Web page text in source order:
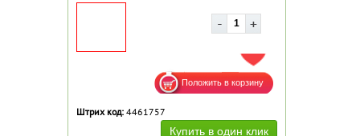
ДОБАВИТЬ В ИЗБРАННОЕ
Штрих код: 4461757